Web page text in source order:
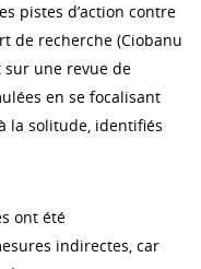
pistes d’action contre
de recherche (Ciobanu
sur une revue de
en se focalisant
la solitude, identifiés
ont été
indirectes, car